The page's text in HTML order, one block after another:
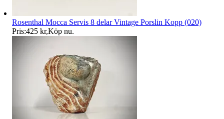
Rosenthal Mocca Servis 8 delar Vintage Porslin Kopp (020)
Pris:425 kr,Köp nu.